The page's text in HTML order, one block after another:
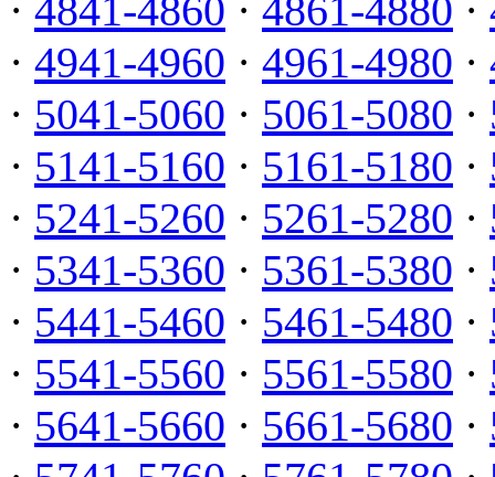
· 4841-4860 · 4861-4880 ·
· 4941-4960 · 4961-4980 ·
· 5041-5060 · 5061-5080 ·
· 5141-5160 · 5161-5180 ·
· 5241-5260 · 5261-5280 ·
· 5341-5360 · 5361-5380 ·
· 5441-5460 · 5461-5480 ·
· 5541-5560 · 5561-5580 ·
· 5641-5660 · 5661-5680 ·